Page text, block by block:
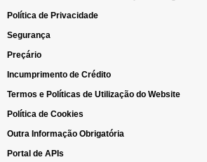
Política de Privacidade
Segurança
Preçário
Incumprimento de Crédito
Termos e Políticas de Utilização do Website
Política de Cookies
Outra Informação Obrigatória
Portal de APIs